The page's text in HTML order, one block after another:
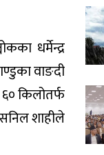
धर्मेन्द्र
वाङदी
किलोतर्फ
शाहीले